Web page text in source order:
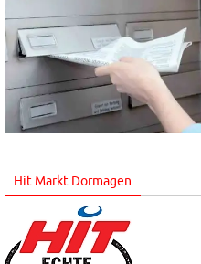
Hit Markt Dormagen